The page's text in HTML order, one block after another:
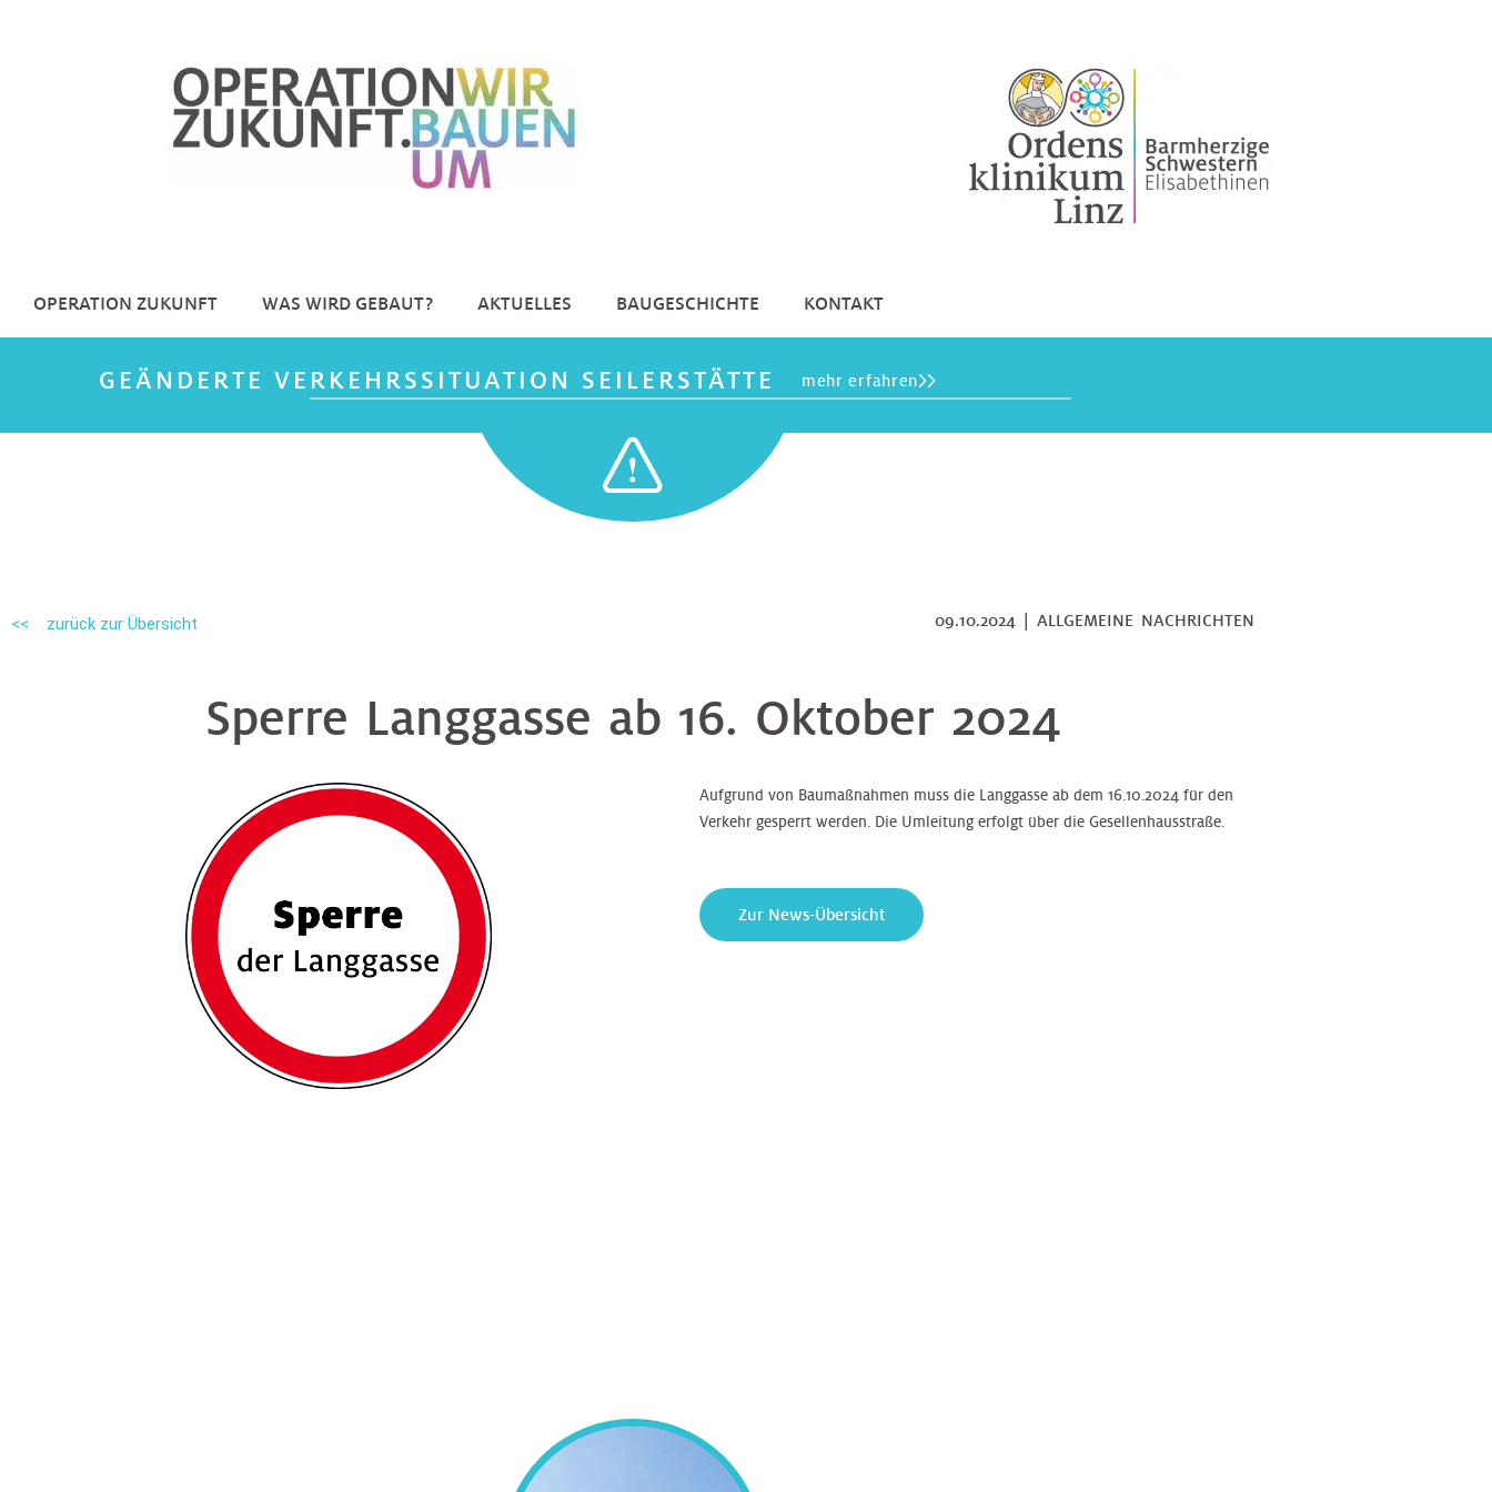
OPERATION ZUKUNFT WAS WIRD GEBAUT? AKTUELLES BAUGESCHICHTE KONTAKT
<< zurück zur Übersicht 09.10.2024 | ALLGEMEINE NACHRICHTEN
Sperre Langgasse ab 16. Oktober 2024
Aufgrund von Baumaßnahmen muss die Langgasse ab dem 16.10.2024 für den
Verkehr gesperrt werden. Die Umleitung erfolgt über die Gesellenhausstraße.
Zur News-Übersicht